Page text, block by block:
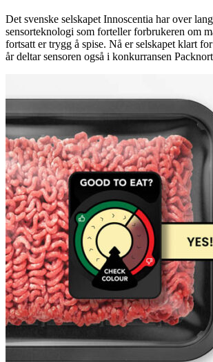
Det svenske selskapet Innoscentia har over
sensorteknologi som forteller forbrukeren om
fortsatt er trygg å spise. Nå er selskapet klart
år deltar sensoren også i konkurransen